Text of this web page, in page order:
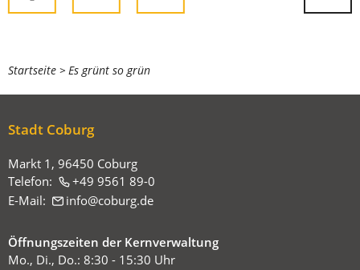
Sie
befinden
sich
Startseite Es grünt so grün
Stadt Coburg
Markt 1, 96450 Coburg
Telefon:
+49 9561 89-0
E-Mail:
info coburg de
Öffnungszeiten der Kernverwaltung
Mo., Di., Do.: 8:30 - 15:30 Uhr